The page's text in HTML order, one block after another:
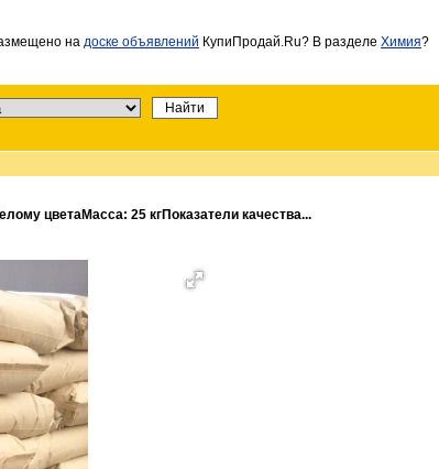
на доске объявлений КупиПродай.Ru? В разделе Химия?
цветаМасса: 25 кгПоказатели качества...